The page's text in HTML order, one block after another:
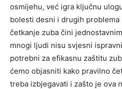
osmijehu, već igra ključnu
bolesti desni i drugih problema
četkanje zuba čini
mnogi ljudi nisu svjesni
potrebni za efikasnu zaštitu
ćemo objasniti kako pravilno
treba izbjegavati i zašto je ova